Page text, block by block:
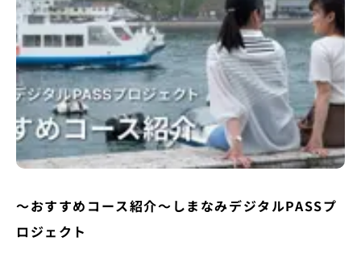
〜おすすめコース紹介〜しまなみデジタルPASSプ
ロジェクト